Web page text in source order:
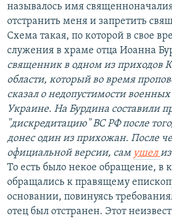
называлось имя
отстранить меня и запретить
Схема такая, по которой в свое
служения в храме отца Иоанна
священник в одном из приходов
области, который во время
сказал о недопустимости
Украине. На Бурдина составили
"дискредитацию" ВС РФ после
донес один из прихожан. После
официальной версии, сам ушел
То есть было некое обращение, в
обращались к правящему
основании, повинуясь
отец был отстранен. Этот